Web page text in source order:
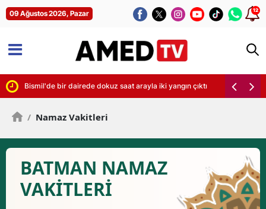
09 Ağustos 2026, Pazar 12
Bismil'de bir dairede dokuz saat arayla iki yangın çıktı
/ Namaz Vakitleri
BATMAN NAMAZ
VAKİTLERİ